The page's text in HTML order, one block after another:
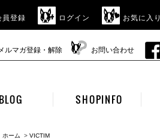
員登録 ログイン お気に入り
ルマガ登録・解除 お問い合わせ
BLOG SHOPINFO
ホーム > VICTIM